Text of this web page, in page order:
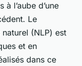
l’aube d’une
Le
(NLP) est
et en
dans ce